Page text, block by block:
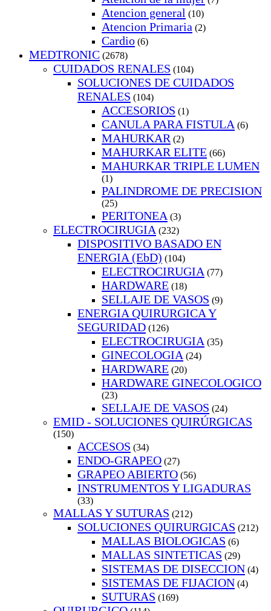
Atencion general (10)
Atencion Primaria (2)
Cardio (6)
MEDTRONIC (2678)
CUIDADOS RENALES (104)
SOLUCIONES DE CUIDADOS
RENALES (104)
ACCESORIOS (1)
CANULA PARA FISTULA (6)
MAHURKAR (2)
MAHURKAR ELITE (66)
MAHURKAR TRIPLE LUMEN
(1)
PALINDROME DE PRECISION
(25)
PERITONEA (3)
ELECTROCIRUGIA (232)
DISPOSITIVO BASADO EN
ENERGIA (EbD) (104)
ELECTROCIRUGIA (77)
HARDWARE (18)
SELLAJE DE VASOS (9)
ENERGIA QUIRURGICA Y
SEGURIDAD (126)
ELECTROCIRUGIA (35)
GINECOLOGIA (24)
HARDWARE (20)
HARDWARE GINECOLOGICO
(23)
SELLAJE DE VASOS (24)
EMID - SOLUCIONES QUIRÚRGICAS
(150)
ACCESOS (34)
ENDO-GRAPEO (27)
GRAPEO ABIERTO (56)
INSTRUMENTOS Y LIGADURAS
(33)
MALLAS Y SUTURAS (212)
SOLUCIONES QUIRURGICAS (212)
MALLAS BIOLOGICAS (6)
MALLAS SINTETICAS (29)
SISTEMAS DE DISECCION (4)
SISTEMAS DE FIJACION (4)
SUTURAS (169)